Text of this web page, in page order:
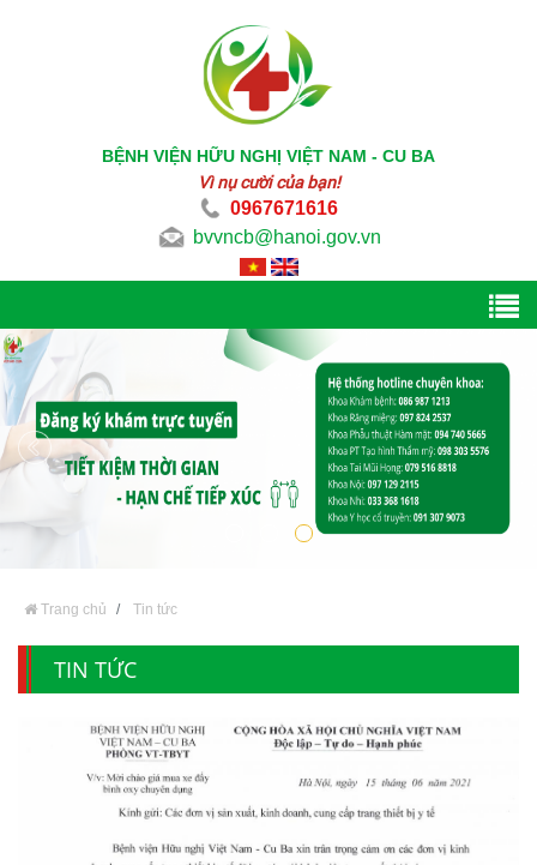
BỆNH VIỆN HỮU NGHỊ VIỆT NAM - CU BA
Vì nụ cười của bạn!
0967671616
bvvncb@hanoi.gov.vn
Trang chủ Tin tức
TIN TỨC